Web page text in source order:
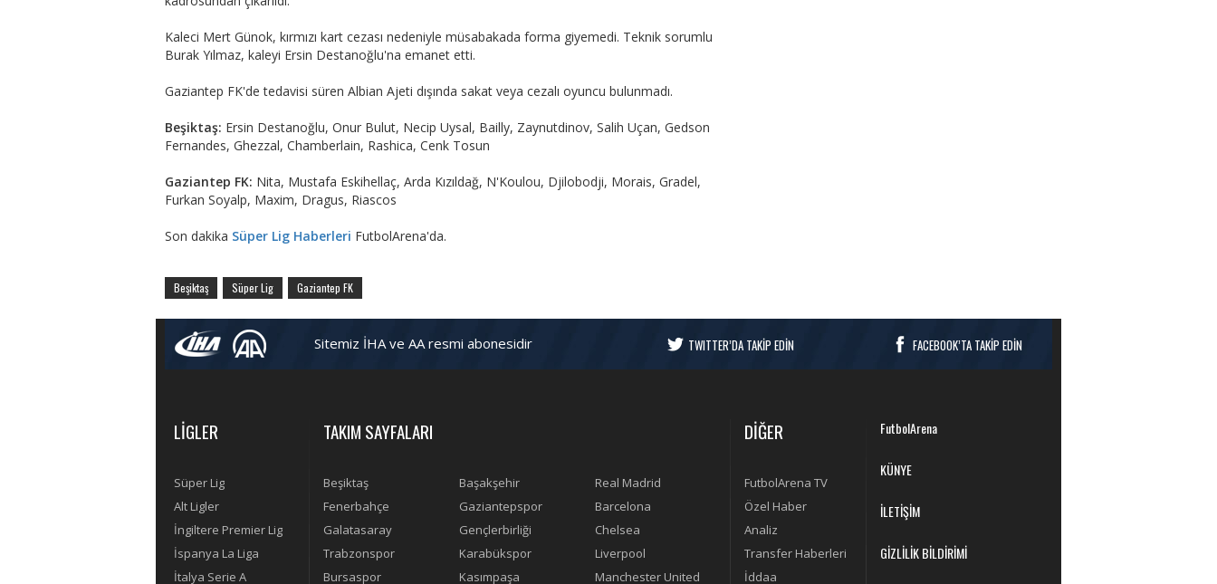
Kaleci Mert Günok, kırmızı kart cezası nedeniyle müsabakada forma giyemedi. Teknik sorumlu
Burak Yılmaz, kaleyi Ersin Destanoğlu'na emanet etti.
Gaziantep FK'de tedavisi süren Albian Ajeti dışında sakat veya cezalı oyuncu bulunmadı.
Beşiktaş: Ersin Destanoğlu, Onur Bulut, Necip Uysal, Bailly, Zaynutdinov, Salih Uçan, Gedson
Fernandes, Ghezzal, Chamberlain, Rashica, Cenk Tosun
Gaziantep FK: Nita, Mustafa Eskihellaç, Arda Kızıldağ, N'Koulou, Djilobodji, Morais, Gradel,
Furkan Soyalp, Maxim, Dragus, Riascos
Son dakika Süper Lig Haberleri FutbolArena'da.
Beşiktaş Süper Lig Gaziantep FK
Sitemiz İHA ve AA resmi abonesidir TWITTER’DA TAKİP EDİN FACEBOOK’TA TAKİP EDİN
LİGLER
Süper Lig
Alt Ligler
İngiltere Premier Lig
İspanya La Liga
İtalya Serie A
TAKIM SAYFALARI
Beşiktaş Başakşehir
Real Madrid
Fenerbahçe
Gaziantepspor
Barcelona
Galatasaray
Gençlerbirliği
Chelsea
Trabzonspor
Karabükspor
Liverpool
Bursaspor
Kasımpaşa Manchester United
DİĞER
FutbolArena TV
Özel Haber
Analiz
Transfer Haberleri
İddaa
FutbolArena
KÜNYE
İLETİŞİM
GİZLİLİK BİLDİRİMİ